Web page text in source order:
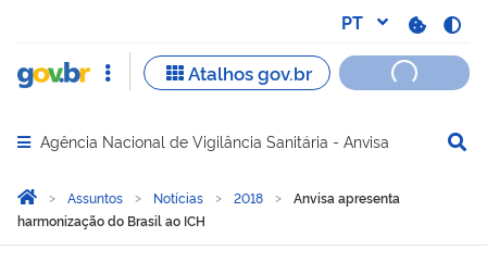
Abrir menu principal de navegação
Agência Nacional de Vigilância Sanitária - Anvisa
Você está aqui:
Página Inicial
Assuntos Notícias 2018
Anvisa apresenta
harmonização do Brasil ao ICH